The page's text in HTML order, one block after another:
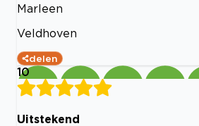
Marleen
Veldhoven
delen
10
Uitstekend